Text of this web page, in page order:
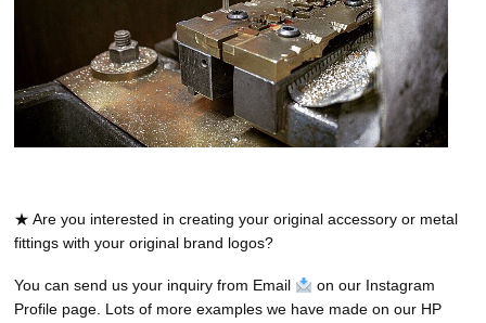
★ Are you interested in creating your original accessory or metal
fittings with your original brand logos?
You can send us your inquiry from Email
on our Instagram
Profile page. Lots of more examples we have made on our HP